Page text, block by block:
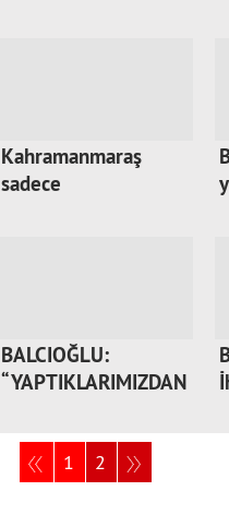
Kahramanmaraş
sadece
BALCIOĞLU:
“YAPTIKLARIMIZDAN
1 2